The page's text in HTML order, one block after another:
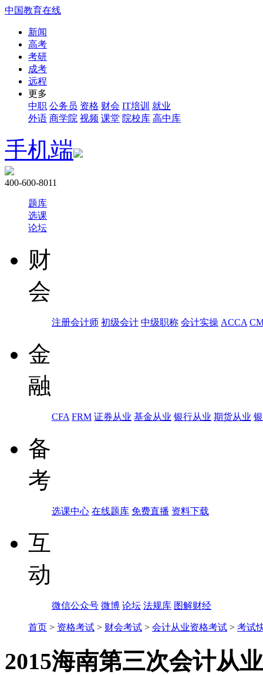
中国教育在线
新闻
高考
考研
成考
远程
更多
中职 公务员 资格 财会 IT培训 就业
外语 商学院 视频 课堂 院校库 高中库
手机端
400-600-8011
题库
选课
论坛
财
会
注册会计师 初级会计 中级职称 会计实操 ACCA
金
融
CFA FRM 证券从业 基金从业 银行从业 期货从业
备
考
选课中心 在线题库 免费直播 资料下载
互
动
微信公众号 微博 论坛 法规库 图解财经
首页 > 资格考试 > 财会考试 > 会计从业资格考试 > 考试
2015海南第三次会计从